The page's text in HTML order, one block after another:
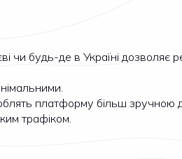
чи будь-де в Україні дозволяє
платформу більш зручною
трафіком.